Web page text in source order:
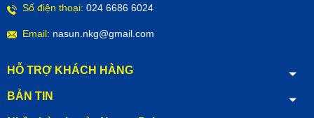
Số điện thoại: 024 6686 6024
Email: nasun.nkg@gmail.com
HỖ TRỢ KHÁCH HÀNG
BẢN TIN